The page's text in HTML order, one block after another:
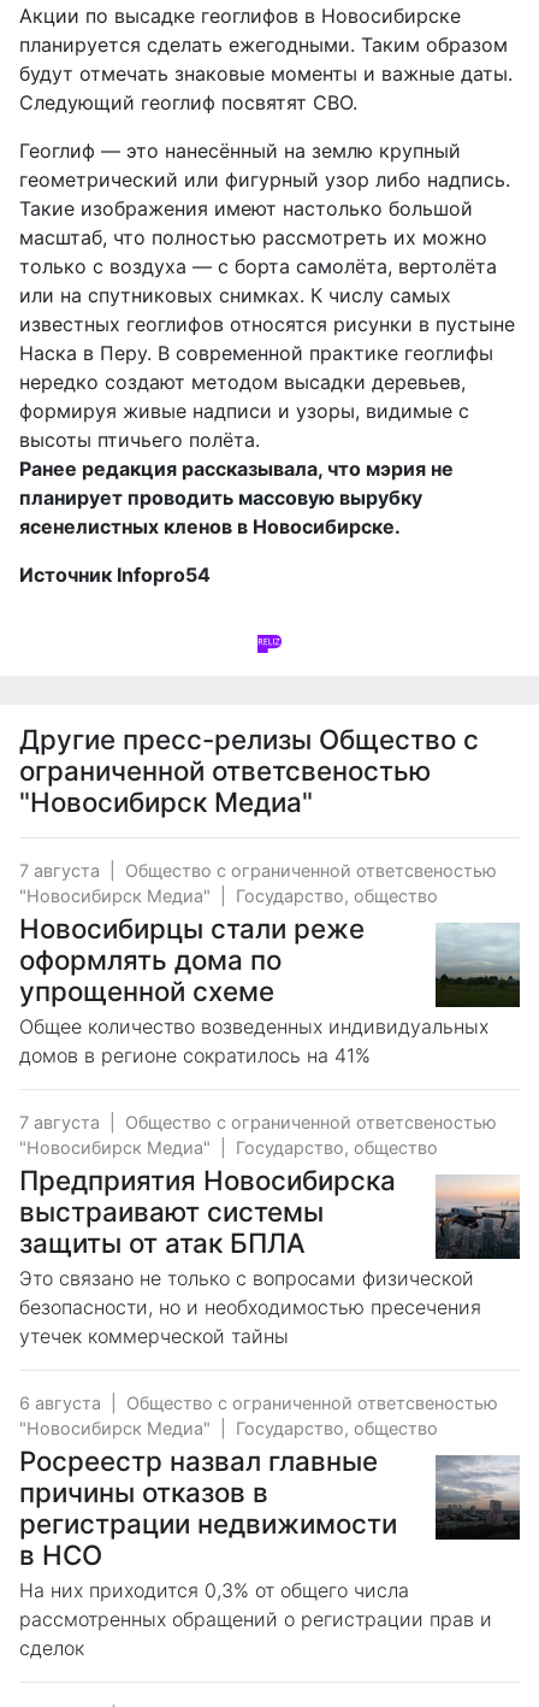
Акции по высадке геоглифов в Новосибирске
планируется сделать ежегодными. Таким образом
будут отмечать знаковые моменты и важные даты.
Следующий геоглиф посвятят СВО.
Геоглиф — это нанесённый на землю крупный
геометрический или фигурный узор либо надпись.
Такие изображения имеют настолько большой
масштаб, что полностью рассмотреть их можно
только с воздуха — с борта самолёта, вертолёта
или на спутниковых снимках. К числу самых
известных геоглифов относятся рисунки в пустыне
Наска в Перу. В современной практике геоглифы
нередко создают методом высадки деревьев,
формируя живые надписи и узоры, видимые с
высоты птичьего полёта.
Ранее редакция рассказывала, что мэрия не
планирует проводить массовую вырубку
ясенелистных кленов в Новосибирске.
Источник Infopro54
Другие пресс-релизы Общество с
ограниченной ответсвеностью
"Новосибирск Медиа"
7 августа
Общество с ограниченной ответсвеностью
"Новосибирск Медиа"
Государство, общество
Новосибирцы стали реже
оформлять дома по
упрощенной схеме
Общее количество возведенных индивидуальных
домов в регионе сократилось на 41%
7 августа
Общество с ограниченной ответсвеностью
"Новосибирск Медиа"
Государство, общество
Предприятия Новосибирска
выстраивают системы
защиты от атак БПЛА
Это связано не только с вопросами физической
безопасности, но и необходимостью пресечения
утечек коммерческой тайны
6 августа
Общество с ограниченной ответсвеностью
"Новосибирск Медиа"
Государство, общество
Росреестр назвал главные
причины отказов в
регистрации недвижимости
в НСО
На них приходится 0,3% от общего числа
рассмотренных обращений о регистрации прав и
сделок